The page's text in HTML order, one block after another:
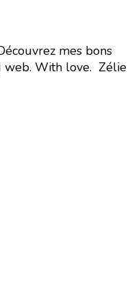
mes bons
web. With love. Zélie